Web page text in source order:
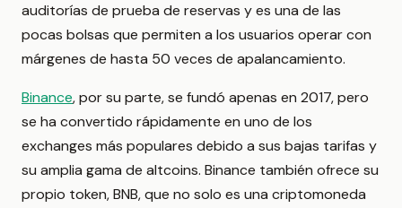
auditorías de prueba de reservas y es una de las
pocas bolsas que permiten a los usuarios operar con
márgenes de hasta 50 veces de apalancamiento.
Binance, por su parte, se fundó apenas en 2017, pero
se ha convertido rápidamente en uno de los
exchanges más populares debido a sus bajas tarifas y
su amplia gama de altcoins. Binance también ofrece su
propio token, BNB, que no solo es una criptomoneda